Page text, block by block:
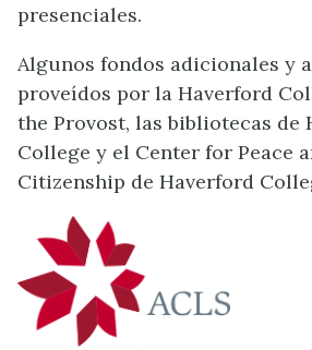
presenciales.
Algunos fondos adicionales y
proveídos por la Haverford
the Provost, las bibliotecas de
College y el Center for Peace
Citizenship de Haverford